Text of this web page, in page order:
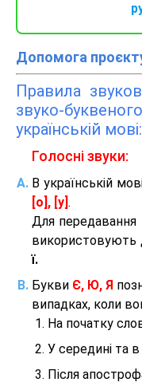
Допомога
Правила
звуко-
українській мові:
Голосні звуки:
В українській
[о], [у] .
Для передавання
використовують
ї.
Букви Є, Ю, Я
випадках, коли
На початку
У середині та в
Після